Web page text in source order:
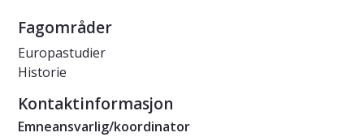
Fagområder
Europastudier
Historie
Kontaktinformasjon
Emneansvarlig/koordinator